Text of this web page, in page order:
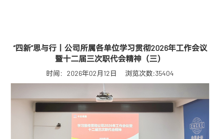
“四新”思与行丨公司所属各单位学习贯彻2026年工作会议
暨十二届三次职代会精神（三）
时间：2026年02月12日 浏览次数:35404